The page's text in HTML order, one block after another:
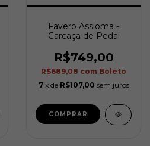
Favero Assioma -
Carcaça de Pedal
R$749,00
R$689,08 com Boleto
7 x de R$107,00 sem juros
COMPRAR